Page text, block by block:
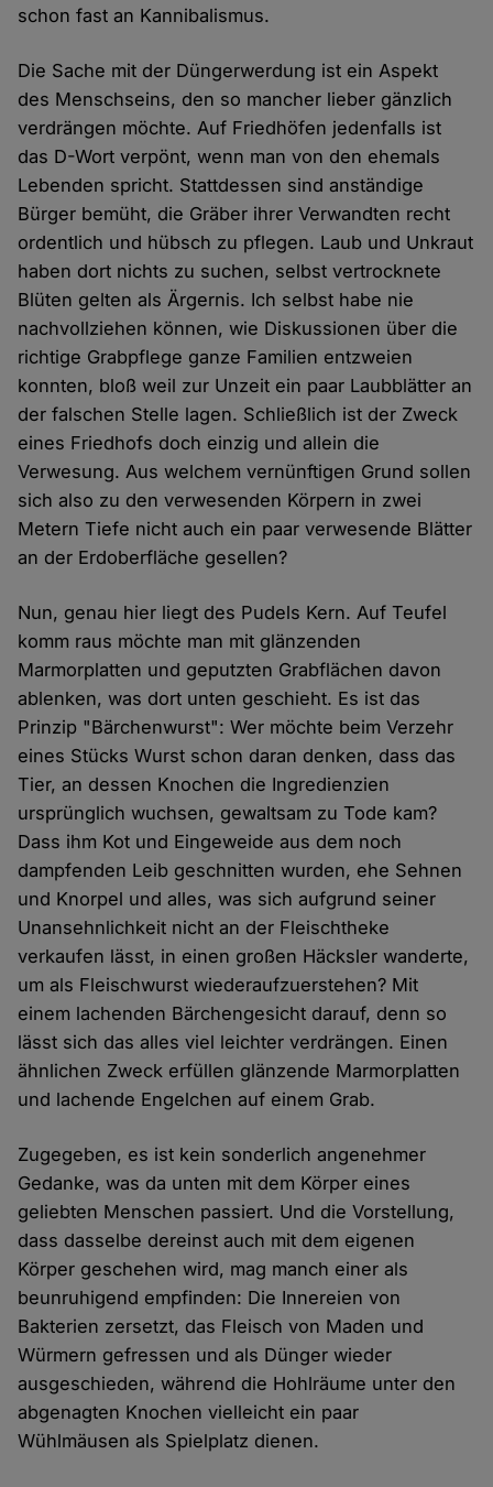
schon fast an Kannibalismus.
Die Sache mit der Düngerwerdung ist ein Aspekt
des Menschseins, den so mancher lieber gänzlich
verdrängen möchte. Auf Friedhöfen jedenfalls ist
das D-Wort verpönt, wenn man von den ehemals
Lebenden spricht. Stattdessen sind anständige
Bürger bemüht, die Gräber ihrer Verwandten recht
ordentlich und hübsch zu pflegen. Laub und Unkraut
haben dort nichts zu suchen, selbst vertrocknete
Blüten gelten als Ärgernis. Ich selbst habe nie
nachvollziehen können, wie Diskussionen über die
richtige Grabpflege ganze Familien entzweien
konnten, bloß weil zur Unzeit ein paar Laubblätter an
der falschen Stelle lagen. Schließlich ist der Zweck
eines Friedhofs doch einzig und allein die
Verwesung. Aus welchem vernünftigen Grund sollen
sich also zu den verwesenden Körpern in zwei
Metern Tiefe nicht auch ein paar verwesende Blätter
an der Erdoberfläche gesellen?
Nun, genau hier liegt des Pudels Kern. Auf Teufel
komm raus möchte man mit glänzenden
Marmorplatten und geputzten Grabflächen davon
ablenken, was dort unten geschieht. Es ist das
Prinzip "Bärchenwurst": Wer möchte beim Verzehr
eines Stücks Wurst schon daran denken, dass das
Tier, an dessen Knochen die Ingredienzien
ursprünglich wuchsen, gewaltsam zu Tode kam?
Dass ihm Kot und Eingeweide aus dem noch
dampfenden Leib geschnitten wurden, ehe Sehnen
und Knorpel und alles, was sich aufgrund seiner
Unansehnlichkeit nicht an der Fleischtheke
verkaufen lässt, in einen großen Häcksler wanderte,
um als Fleischwurst wiederaufzuerstehen? Mit
einem lachenden Bärchengesicht darauf, denn so
lässt sich das alles viel leichter verdrängen. Einen
ähnlichen Zweck erfüllen glänzende Marmorplatten
und lachende Engelchen auf einem Grab.
Zugegeben, es ist kein sonderlich angenehmer
Gedanke, was da unten mit dem Körper eines
geliebten Menschen passiert. Und die Vorstellung,
dass dasselbe dereinst auch mit dem eigenen
Körper geschehen wird, mag manch einer als
beunruhigend empfinden: Die Innereien von
Bakterien zersetzt, das Fleisch von Maden und
Würmern gefressen und als Dünger wieder
ausgeschieden, während die Hohlräume unter den
abgenagten Knochen vielleicht ein paar
Wühlmäusen als Spielplatz dienen.